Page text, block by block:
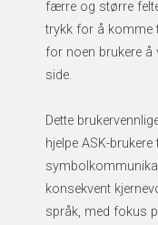
færre og større
trykk for å komme
for noen brukere å
side.
Dette
hjelpe ASK-
konsekvent
språk, med fokus